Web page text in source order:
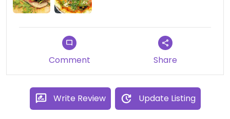
cheese, some toppings, preferably fresh arugula.
The owner is really nice and told us about how he
Comment Share
Write Review Update Listing